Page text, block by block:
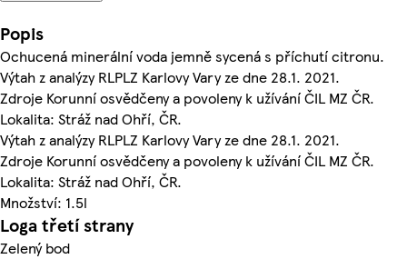
Popis
Ochucená minerální voda jemně sycená s příchutí citronu.
Výtah z analýzy RLPLZ Karlovy Vary ze dne 28.1. 2021.
Zdroje Korunní osvědčeny a povoleny k užívání ČIL MZ ČR.
Lokalita: Stráž nad Ohří, ČR.
Výtah z analýzy RLPLZ Karlovy Vary ze dne 28.1. 2021.
Zdroje Korunní osvědčeny a povoleny k užívání ČIL MZ ČR.
Lokalita: Stráž nad Ohří, ČR.
Množství: 1.5l
Loga třetí strany
Zelený bod